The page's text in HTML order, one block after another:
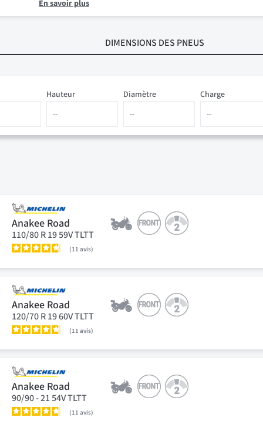
En savoir plus
DIMENSIONS DES PNEUS
Diamètre
Hauteur Charge
Anakee Road
110/80 R 19 59V TLTT
11avis
Anakee Road
120/70 R 19 60V TLTT
11avis
Anakee Road
90/90 - 21 54V TLTT
11avis